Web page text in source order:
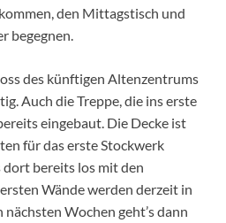
den Mittagstisch und
begegnen.
des künftigen Altenzentrums
Auch die Treppe, die ins erste
eingebaut. Die Decke ist
für das erste Stockwerk
dort bereits los mit den
Wände werden derzeit in
nächsten Wochen geht’s dann